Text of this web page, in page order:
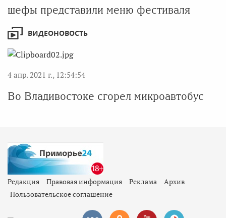
шефы представили меню фестиваля
ВИДЕОНОВОСТЬ
4 апр. 2021 г., 12:54:54
Во Владивостоке сгорел микроавтобус
Редакция Правовая информация Реклама
Архив
Пользовательское соглашение